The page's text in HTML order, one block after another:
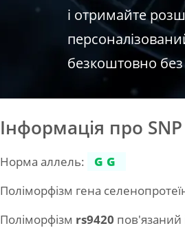
і отримайте
безкоштовно без
Інформація про
Норма аллель:
GG
Поліморфізм гена
Поліморфізм rs9420 пов'язаний